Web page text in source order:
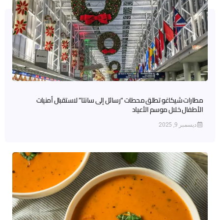
مطارات شيكاغو تطلق محطات “رسائل إلى سانتا” لاستقبال أمنيات
الأطفال خلال موسم الأعياد
ديسمبر 9, 2025